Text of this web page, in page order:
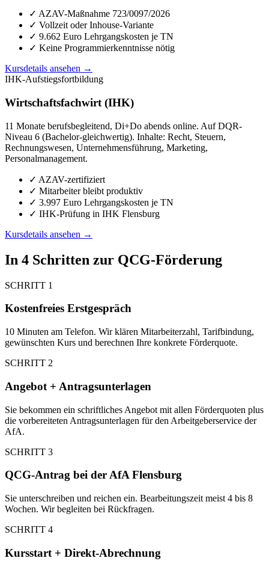
✓ AZAV-Maßnahme 723/0097/2026
✓ Vollzeit oder Inhouse-Variante
✓ 9.662 Euro Lehrgangskosten je TN
✓ Keine Programmierkenntnisse nötig
Kursdetails ansehen →
IHK-Aufstiegsfortbildung
Wirtschaftsfachwirt (IHK)
11 Monate berufsbegleitend, Di+Do abends online. Auf DQR-
Niveau 6 (Bachelor-gleichwertig). Inhalte: Recht, Steuern,
Rechnungswesen, Unternehmensführung, Marketing,
Personalmanagement.
✓ AZAV-zertifiziert
✓ Mitarbeiter bleibt produktiv
✓ 3.997 Euro Lehrgangskosten je TN
✓ IHK-Prüfung in IHK Flensburg
Kursdetails ansehen →
In 4 Schritten zur QCG-Förderung
SCHRITT 1
Kostenfreies Erstgespräch
10 Minuten am Telefon. Wir klären Mitarbeiterzahl, Tarifbindung,
gewünschten Kurs und berechnen Ihre konkrete Förderquote.
SCHRITT 2
Angebot + Antragsunterlagen
Sie bekommen ein schriftliches Angebot mit allen Förderquoten plus
die vorbereiteten Antragsunterlagen für den Arbeitgeberservice der
AfA.
SCHRITT 3
QCG-Antrag bei der AfA Flensburg
Sie unterschreiben und reichen ein. Bearbeitungszeit meist 4 bis 8
Wochen. Wir begleiten bei Rückfragen.
SCHRITT 4
Kursstart + Direkt-Abrechnung